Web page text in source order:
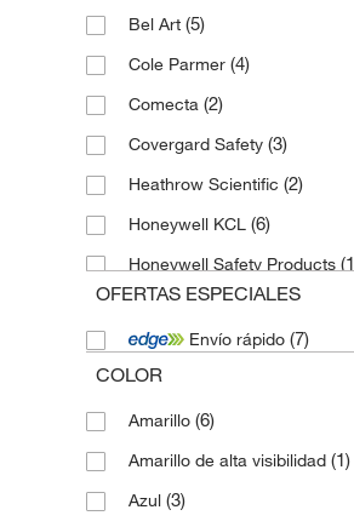
Bel Art (5)
Cole Parmer (4)
Comecta (2)
Covergard Safety (3)
Heathrow Scientific (2)
Honeywell KCL (6)
Honeywell Safety Products
Mapa(6)
Marigold(1)
Nabertherm
Saint Gobain Life Sciences
Scilabub(11)
Showa Best Gloves
OFERTAS ESPECIALES
Envío rápido (7)
COLOR
Amarillo (6)
Amarillo de alta visibilidad (1)
Azul (3)